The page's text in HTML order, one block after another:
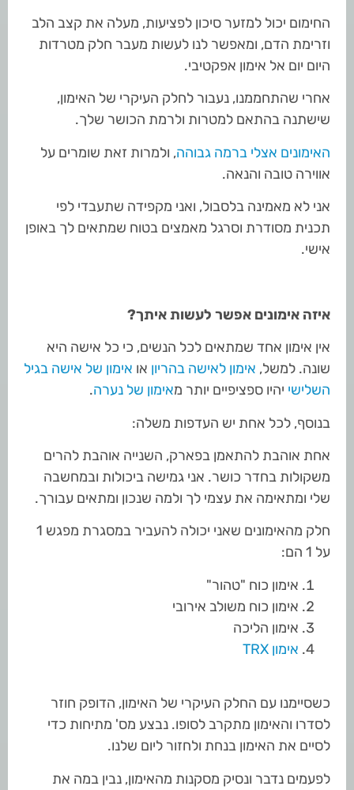
החימום יכול למזער סיכון לפציעות, מעלה את קצב הלב
וזרימת הדם, ומאפשר לנו לעשות מעבר חלק מטרדות
היום יום אל אימון אפקטיבי.
אחרי שהתחממנו, נעבור לחלק העיקרי של האימון,
שישתנה בהתאם למטרות ולרמת הכושר שלך.
האימונים אצלי ברמה גבוהה, ולמרות זאת שומרים על
אווירה טובה והנאה.
אני לא מאמינה בלסבול, ואני מקפידה שתעבדי לפי
תכנית מסודרת וסרגל מאמצים בטוח שמתאים לך באופן
אישי.
איזה אימונים אפשר לעשות איתך?
אין אימון אחד שמתאים לכל הנשים, כי כל אישה היא
שונה. למשל,אימון לאישה בהריוןאואימון של אישה בגיל
השלישייהיו ספציפיים יותר מ אימון של נערה.
בנוסף, לכל אחת יש העדפות משלה:
אחת אוהבת להתאמן בפארק, השנייה אוהבת להרים
משקולות בחדר כושר. אני גמישה ביכולות ובמחשבה
שלי ומתאימה את עצמי לך ולמה שנכון ומתאים עבורך.
חלק מהאימונים שאני יכולה להעביר במסגרת מפגש 1
על 1 הם:
אימון כוח "טהור"
אימון כוח משולב אירובי
אימון הליכה
אימון TRX
כשסיימנו עם החלק העיקרי של האימון, הדופק חוזר
לסדרו והאימון מתקרב לסופו. נבצע מס' מתיחות כדי
לסיים את האימון בנחת ולחזור ליום שלנו.
לפעמים נדבר ונסיק מסקנות מהאימון, נבין במה את